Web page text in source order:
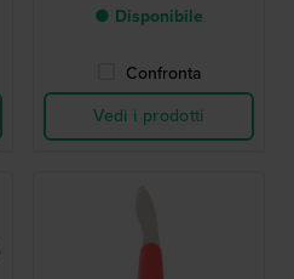
● Disponibile
Confronta
Vedi i prodotti